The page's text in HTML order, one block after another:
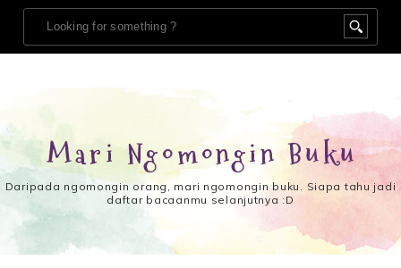
Mari Ngomongin Buku
Daripada ngomongin orang, mari ngomongin buku. Siapa tahu jadi
daftar bacaanmu selanjutnya :D